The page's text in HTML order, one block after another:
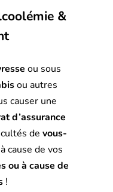
&
ou sous
ou autres
causer une
d’assurance
de vous-
cause de vos
ou à cause de
!